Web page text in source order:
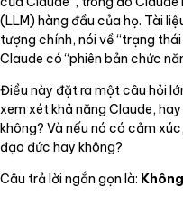
(LLM) hàng đầu của họ. Tài
tượng chính, nói về “trạng
Claude có “phiên bản chức
Điều này đặt ra một câu hỏi
xem xét khả năng Claude,
không? Và nếu nó có cảm
đạo đức hay không?
Câu trả lời ngắn gọn là: